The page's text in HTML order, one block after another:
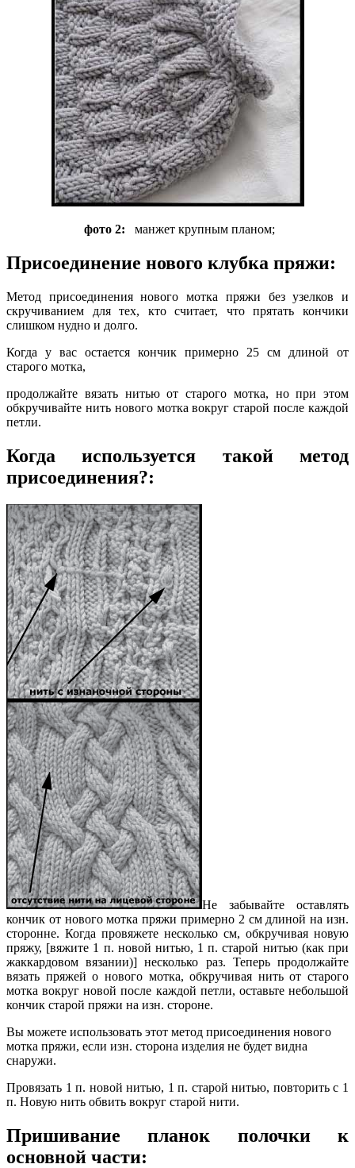
фото 2: манжет крупным планом;
Присоединение нового клубка пряжи:
Метод присоединения нового мотка пряжи без узелков и
скручиванием для тех, кто считает, что прятать кончики
слишком нудно и долго.
Когда у вас остается кончик примерно 25 см длиной от
старого мотка,
продолжайте вязать нитью от старого мотка, но при этом
обкручивайте нить нового мотка вокруг старой после каждой
петли.
Когда используется такой метод
присоединения?:
Не забывайте оставлять
кончик от нового мотка пряжи примерно 2 см длиной на изн.
сторонне. Когда провяжете несколько см, обкручивая новую
пряжу, [вяжите 1 п. новой нитью, 1 п. старой нитью (как при
жаккардовом вязании)] несколько раз. Теперь продолжайте
вязать пряжей о нового мотка, обкручивая нить от старого
мотка вокруг новой после каждой петли, оставьте небольшой
кончик старой пряжи на изн. стороне.
Вы можете использовать этот метод присоединения нового
мотка пряжи, если изн. сторона изделия не будет видна
снаружи.
Провязать 1 п. новой нитью, 1 п. старой нитью, повторить с 1
п. Новую нить обвить вокруг старой нити.
Пришивание планок полочки к
основной части: